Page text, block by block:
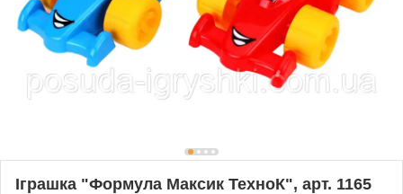
Іграшка "Формула Максик ТехноК", арт. 1165